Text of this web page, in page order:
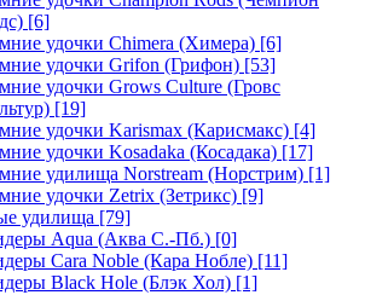
[6]
удочки Chimera (Химера) [6]
удочки Grifon (Грифон) [53]
удочки Grows Culture (Гровс
[19]
удочки Karismax (Карисмакс) [4]
удочки Kosadaka (Косадака) [17]
удилища Norstream (Норстрим) [1]
удочки Zetrix (Зетрикс) [9]
удилища [79]
Aqua (Аква С.-Пб.) [0]
Cara Noble (Кара Нобле) [11]
Black Hole (Блэк Хол) [1]